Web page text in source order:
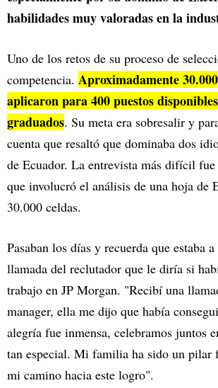
habilidades muy valoradas en la
Uno de los retos de su proceso de
competencia. Aproximadamente
aplicaron para 400 puestos
graduados. Su meta era sobresalir y
cuenta que resaltó que dominaba dos
de Ecuador. La entrevista más difícil
que involucró el análisis de una hoja de
30.000 celdas.
Pasaban los días y recuerda que estaba
llamada del reclutador que le diría si
trabajo en JP Morgan. "Recibí una
manager, ella me dijo que había
alegría fue inmensa, celebramos juntos
tan especial. Mi familia ha sido un pilar
mi camino hacia este logro".